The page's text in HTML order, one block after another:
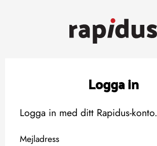
Logga in
Logga in med ditt Rapidus-konto.
Mejladress